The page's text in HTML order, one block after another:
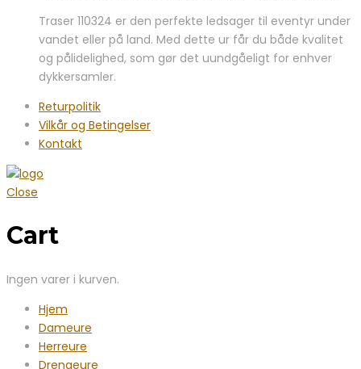
Traser 110324 er den perfekte ledsager til eventyr under
vandet eller på land. Med dette ur får du både kvalitet
og pålidelighed, som gør det uundgåeligt for enhver
dykkersamler.
Returpolitik
Vilkår og Betingelser
Kontakt
Close
Cart
Ingen varer i kurven.
Hjem
Dameure
Herreure
Drengeure